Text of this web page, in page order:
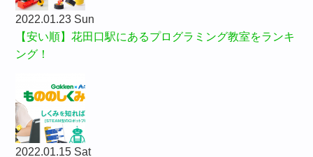
2022.01.23 Sun
【安い順】花田口駅にあるプログラミング教室をランキ
ング！
2022.01.15 Sat